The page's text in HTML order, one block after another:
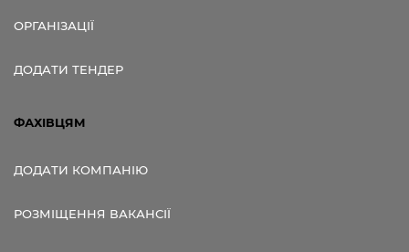
ОРГАНІЗАЦІЇ
ДОДАТИ ТЕНДЕР
ФАХІВЦЯМ
ДОДАТИ КОМПАНІЮ
РОЗМІЩЕННЯ ВАКАНСІЇ